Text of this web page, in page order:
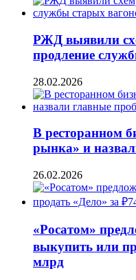
РЖД выявили
продление
28.02.2026
В ресторанном
рынка» и
26.02.2026
«Росатом»
выкупить или
млрд